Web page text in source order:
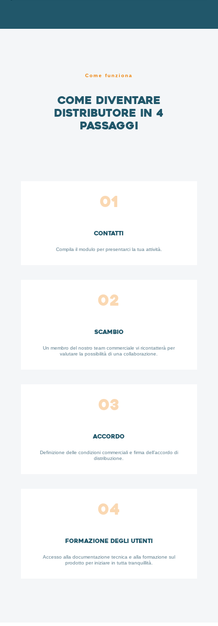
Come funziona
Come diventare
distributore in 4
passaggi
01
Contatti
Compila il modulo per presentarci la tua attività.
02
Scambio
Un membro del nostro team commerciale vi ricontatterà per
valutare la possibilità di una collaborazione.
03
Accordo
Definizione delle condizioni commerciali e firma dell’accordo di
distribuzione.
04
Formazione degli utenti
Accesso alla documentazione tecnica e alla formazione sul
prodotto per iniziare in tutta tranquillità.